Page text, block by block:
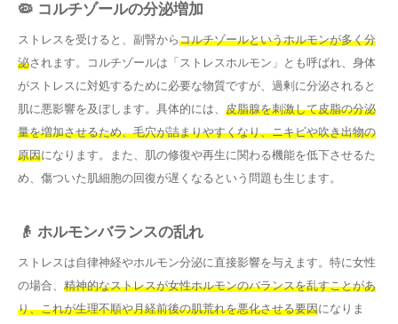
🦠 コルチゾールの分泌増加
ストレスを受けると、副腎からコルチゾールというホルモンが多く分
泌されます。コルチゾールは「ストレスホルモン」とも呼ばれ、身体
がストレスに対処するために必要な物質ですが、過剰に分泌されると
肌に悪影響を及ぼします。具体的には、 皮脂腺を刺激して皮脂の分泌
量を増加させるため、毛穴が詰まりやすくなり、ニキビや吹き出物の
原因になります。また、肌の修復や再生に関わる機能を低下させるた
め、傷ついた肌細胞の回復が遅くなるという問題も生じます。
👴 ホルモンバランスの乱れ
ストレスは自律神経やホルモン分泌に直接影響を与えます。特に女性
の場合、 精神的なストレスが女性ホルモンのバランスを乱すことがあ
り、これが生理不順や月経前後の肌荒れを悪化させる要因になりま